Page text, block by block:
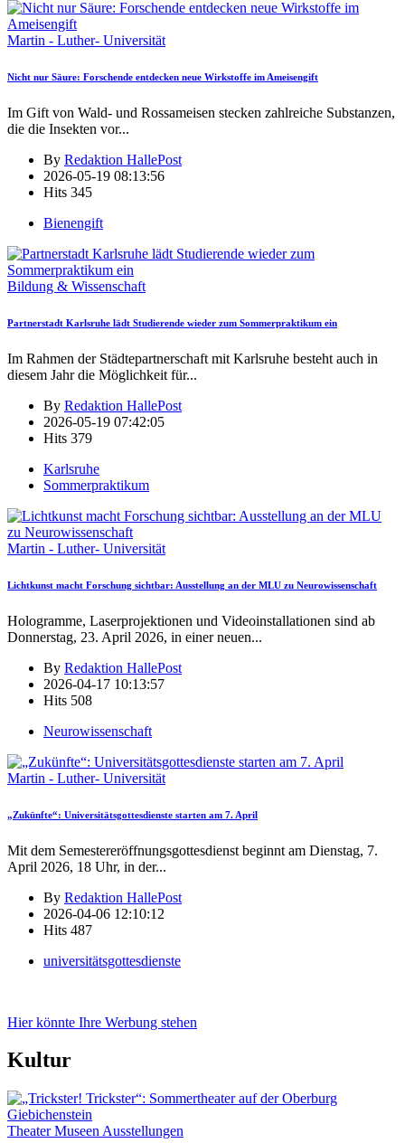
Martin - Luther- Universität
Nicht nur Säure: Forschende entdecken neue Wirkstoffe im Ameisengift
Im Gift von Wald- und Rossameisen stecken zahlreiche Substanzen,
die die Insekten vor...
By Redaktion HallePost
2026-05-19 08:13:56
Hits 345
Bienengift
Bildung & Wissenschaft
Partnerstadt Karlsruhe lädt Studierende wieder zum Sommerpraktikum ein
Im Rahmen der Städtepartnerschaft mit Karlsruhe besteht auch in
diesem Jahr die Möglichkeit für...
By Redaktion HallePost
2026-05-19 07:42:05
Hits 379
Karlsruhe
Sommerpraktikum
Martin - Luther- Universität
Lichtkunst macht Forschung sichtbar: Ausstellung an der MLU zu Neurowissenschaft
Hologramme, Laserprojektionen und Videoinstallationen sind ab
Donnerstag, 23. April 2026, in einer neuen...
By Redaktion HallePost
2026-04-17 10:13:57
Hits 508
Neurowissenschaft
Martin - Luther- Universität
„Zukünfte“: Universitätsgottesdienste starten am 7. April
Mit dem Semestereröffnungsgottesdienst beginnt am Dienstag, 7.
April 2026, 18 Uhr, in der...
By Redaktion HallePost
2026-04-06 12:10:12
Hits 487
universitätsgottesdienste
Hier könnte Ihre Werbung stehen
Kultur
Theater Museen Ausstellungen